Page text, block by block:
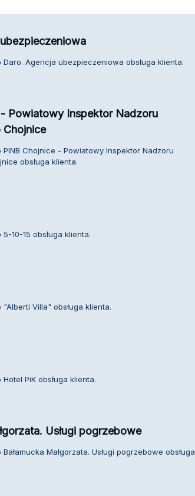
Agencja ubezpieczeniowa obsługa klienta.
Powiatowy Inspektor Nadzoru
Chojnice
Chojnice - Powiatowy Inspektor Nadzoru
obsługa klienta.
10-15 obsługa klienta.
Villa" obsługa klienta.
PiK obsługa klienta.
Usługi pogrzebowe
Małgorzata. Usługi pogrzebowe obsługa